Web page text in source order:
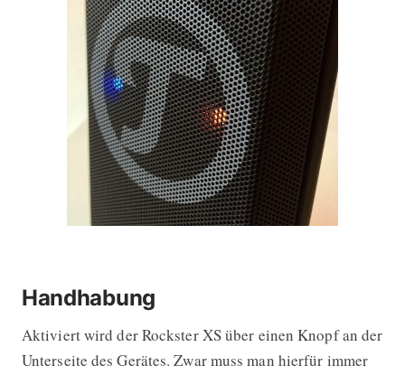
Handhabung
Aktiviert wird der Rockster XS über einen Knopf an der
Unterseite des Gerätes. Zwar muss man hierfür immer